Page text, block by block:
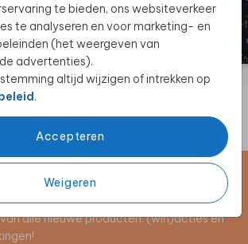
te bieden, ons websiteverkeer
te analyseren en voor marketing- en
(het weergeven van
advertenties).
altijd wijzigen of intrekken op
.
Accepteren
Weigeren
de nieuwsbrief
alle nieuwe producten, (win)acties en